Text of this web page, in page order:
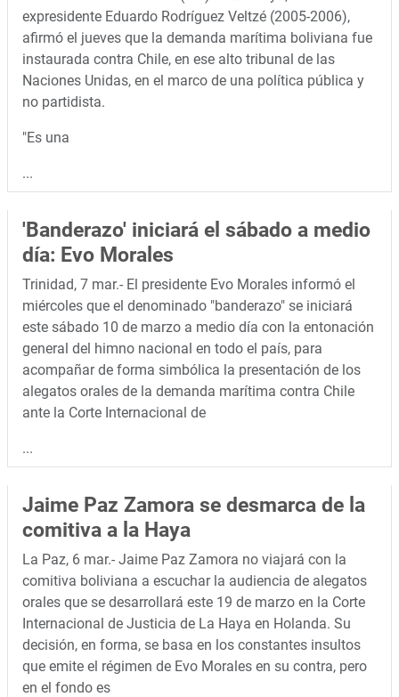
expresidente Eduardo Rodríguez Veltzé (2005-2006),
afirmó el jueves que la demanda marítima boliviana fue
instaurada contra Chile, en ese alto tribunal de las
Naciones Unidas, en el marco de una política pública y
no partidista.
"Es una
...
'Banderazo' iniciará el sábado a medio
día: Evo Morales
Trinidad, 7 mar.- El presidente Evo Morales informó el
miércoles que el denominado "banderazo" se iniciará
este sábado 10 de marzo a medio día con la entonación
general del himno nacional en todo el país, para
acompañar de forma simbólica la presentación de los
alegatos orales de la demanda marítima contra Chile
ante la Corte Internacional de
...
Jaime Paz Zamora se desmarca de la
comitiva a la Haya
La Paz, 6 mar.- Jaime Paz Zamora no viajará con la
comitiva boliviana a escuchar la audiencia de alegatos
orales que se desarrollará este 19 de marzo en la Corte
Internacional de Justicia de La Haya en Holanda. Su
decisión, en forma, se basa en los constantes insultos
que emite el régimen de Evo Morales en su contra, pero
en el fondo es